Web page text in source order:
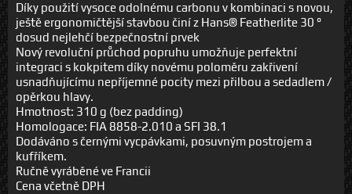
Díky použití vysoce odolnému carbonu v kombinaci s novou,
ještě ergonomičtější stavbou činí z Hans® Featherlite 30 °
dosud nejlehčí bezpečnostní prvek
Nový revoluční průchod popruhu umožňuje perfektní
integraci s kokpitem díky novému poloměru zakřivení
usnadňujícímu nepříjemné pocity mezi přilbou a sedadlem /
opěrkou hlavy.
Hmotnost: 310 g (bez padding)
Homologace: FIA 8858-2.010 a SFI 38.1
Dodáváno s černými vycpávkami, posuvným postrojem a
kufříkem.
Ručně vyráběné ve Francii
Cena včetně DPH